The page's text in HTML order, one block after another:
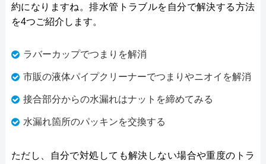
約になりますね。排水管トラブルを自分で解決する方法
を4つご紹介します。
ラバーカップでつまりを解消
市販の液体パイプクリーナーでつまりやニオイを解消
接合部分からの水漏れはナットを締めてみる
水漏れ箇所のパッキンを交換する
ただし、自分で対処しても解決しない場合や重度のトラ